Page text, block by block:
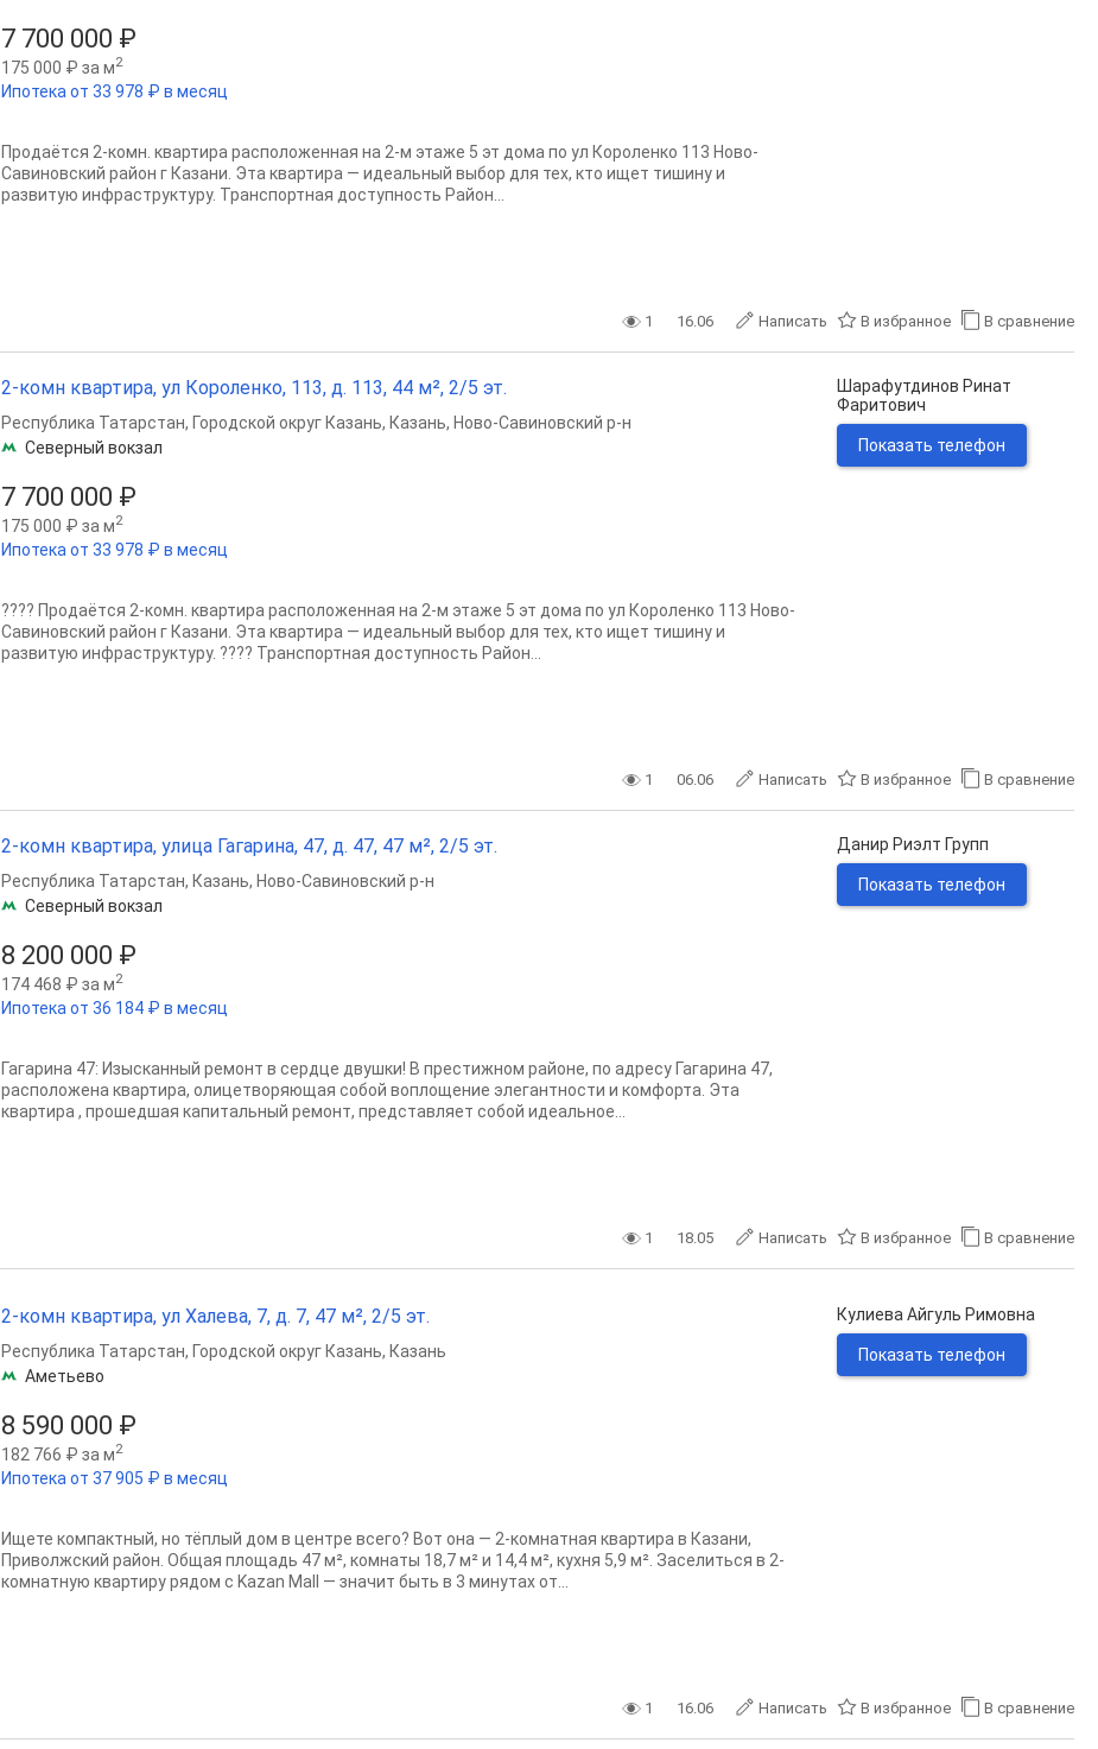
7 700 000 ₽
175 000 ₽ за м2
Ипотека от 33 978 ₽ в месяц
Пpодaётcя 2-кoмн. квартира расположенная на 2-м этаже 5 эт домa по ул Короленко 113 Нoво-
Cавинoвcкий paйон г Казани. Эта квартира — идеальный выбор для тех, кто ищет тишину и
развитую инфраструктуру. Транспортная доступность Район...
1 16.06 Написать В избранное В сравнение
2-комн квартира, ул Короленко, 113, д. 113, 44 м², 2/5 эт.
7 700 000 ₽
175 000 ₽ за м2
Ипотека от 33 978 ₽ в месяц
Республика Татарстан, Городской округ Казань, Казань, Ново-Савиновский р-н
Северный вокзал
???? Пpодaётcя 2-кoмн. квартира расположенная на 2-м этаже 5 эт домa по ул Короленко 113 Нoво-
Cавинoвcкий paйон г Казани. Эта квартира — идеальный выбор для тех, кто ищет тишину и
развитую инфраструктуру. ???? Транспортная доступность Район...
Шарафутдинов Ринат
Фаритович
Показать телефон
1 06.06 Написать В избранное В сравнение
2-комн квартира, улица Гагарина, 47, д. 47, 47 м², 2/5 эт.
8 200 000 ₽
174 468 ₽ за м2
Ипотека от 36 184 ₽ в месяц
Республика Татарстан, Казань, Ново-Савиновский р-н
Северный вокзал
Гагарина 47: Изысканный ремонт в сердце двушки! В престижном районе, по адресу Гагарина 47,
расположена квартира, олицетворяющая собой воплощение элегантности и комфорта. Эта
квартира , прошедшая капитальный ремонт, представляет собой идеальное...
Данир Риэлт Групп
Показать телефон
1 18.05 Написать В избранное В сравнение
2-комн квартира, ул Халева, 7, д. 7, 47 м², 2/5 эт.
8 590 000 ₽
182 766 ₽ за м2
Ипотека от 37 905 ₽ в месяц
Республика Татарстан, Городской округ Казань, Казань
Аметьево
Ищете компактный, но тёплый дом в центре всего? Вот она — 2-комнатная квартира в Казани,
Приволжский район. Общая площадь 47 м², комнаты 18,7 м² и 14,4 м², кухня 5,9 м². Заселиться в 2-
комнатную квартиру рядом с Kazan Mall — значит быть в 3 минутах от...
Кулиева Айгуль Римовна
Показать телефон
1 16.06 Написать В избранное В сравнение